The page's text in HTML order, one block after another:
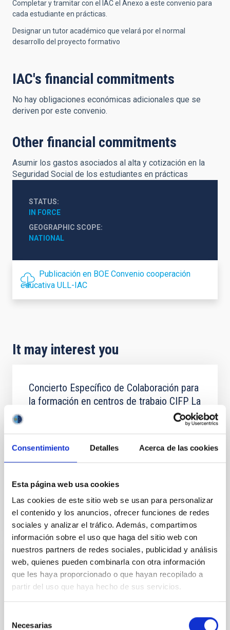
Consentimiento Detalles Acerca de las cookies
Esta página web usa cookies
Las cookies de este sitio web se usan para personalizar
el contenido y los anuncios, ofrecer funciones de redes
sociales y analizar el tráfico. Además, compartimos
información sobre el uso que haga del sitio web con
nuestros partners de redes sociales, publicidad y análisis
web, quienes pueden combinarla con otra información
que les haya proporcionado o que hayan recopilado a
partir del uso que haya hecho de sus servicios.
Necesarias
Completar y tramitar con el IAC el Anexo a este convenio para
cada estudiante en prácticas.
Designar un tutor académico que velará por el normal
desarrollo del proyecto formativo
IAC's financial commitments
No hay obligaciones económicas adicionales que se
deriven por este convenio.
Other financial commitments
Asumir los gastos asociados al alta y cotización en la
Seguridad Social de los estudiantes en prácticas
STATUS
IN FORCE
GEOGRAPHIC SCOPE
NATIONAL
Publicación en BOE Convenio cooperación
educativa ULL-IAC
It may interest you
Concierto Específico de Colaboración para
la formación en centros de trabajo CIFP La
Realizar coordinadamente el programa formativo del
módulo profesional de FCT entre el centro docente y
Not in force
Convenio entre el Instituto de Astrofísica
de Canarias y la Universidad de La Laguna
para el desarrollo de un programa de